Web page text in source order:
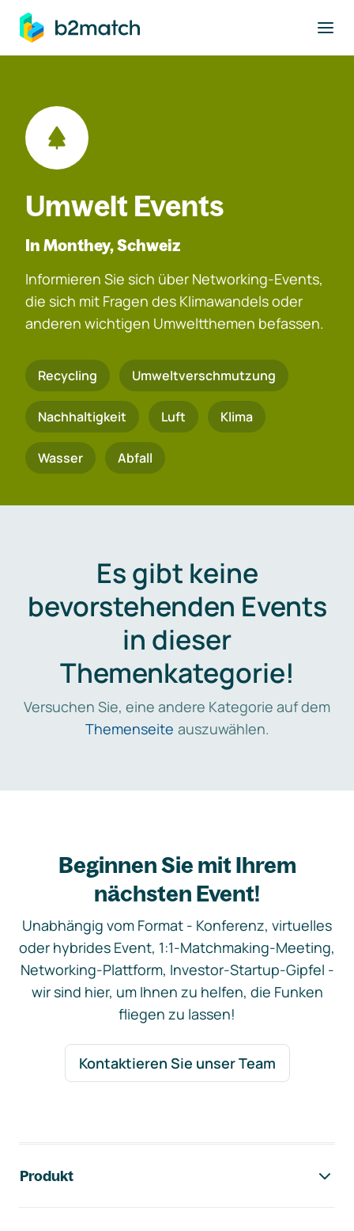
springen
Umwelt Events
In Monthey, Schweiz
Informieren Sie sich über Networking-Events,
die sich mit Fragen des Klimawandels oder
anderen wichtigen Umweltthemen befassen.
Recycling Umweltverschmutzung
Nachhaltigkeit Luft Klima
Wasser Abfall
Es gibt keine
bevorstehenden Events
in dieser
Themenkategorie!
Versuchen Sie, eine andere Kategorie auf dem
Themenseite auszuwählen.
Beginnen Sie mit Ihrem
nächsten Event!
Unabhängig vom Format - Konferenz, virtuelles
oder hybrides Event, 1:1-Matchmaking-Meeting,
Networking-Plattform, Investor-Startup-Gipfel -
wir sind hier, um Ihnen zu helfen, die Funken
fliegen zu lassen!
Kontaktieren Sie unser Team
Produkt